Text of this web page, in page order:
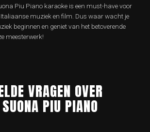
Piu Piano karaoke is een must-have voor
muziek en film. Dus waar wacht je
beginnen en geniet van het betoverende
meesterwerk!
VRAGEN OVER
PIU PIANO